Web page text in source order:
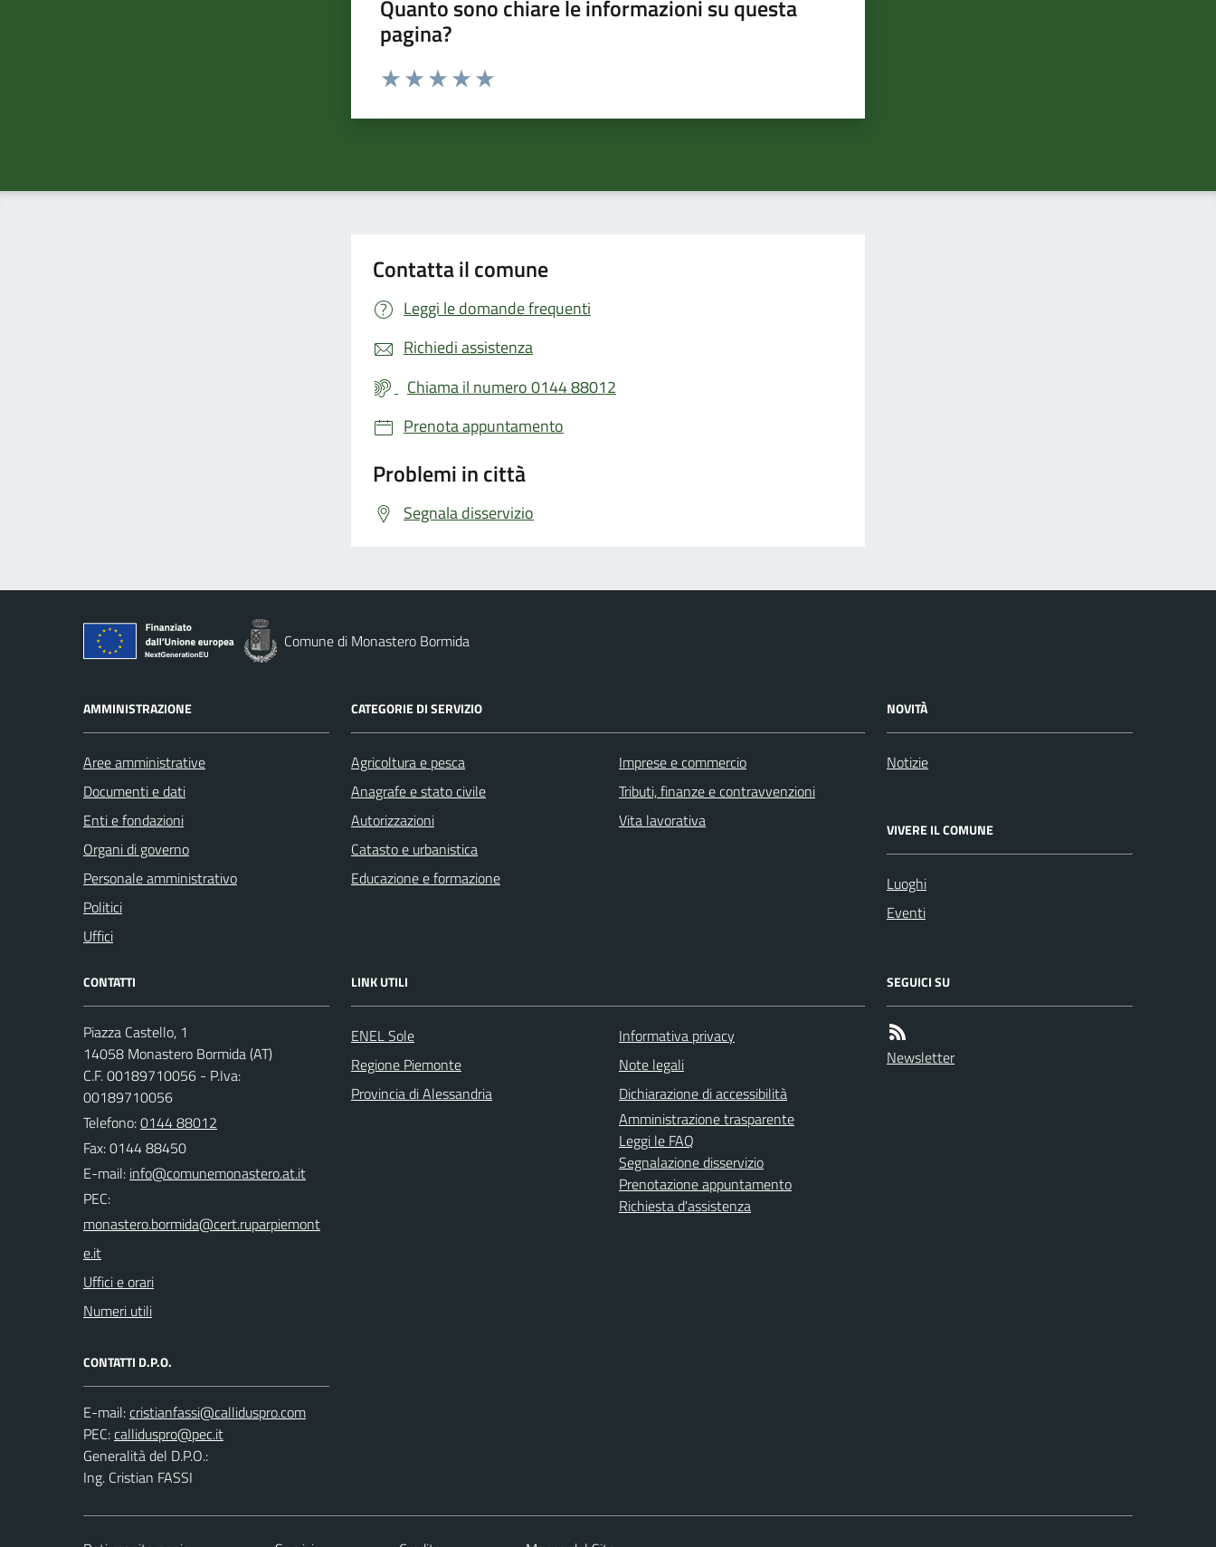
Quanto sono chiare le informazioni su questa
pagina?
Valuta da 1 a 5 stelle la pagina
Contatta il comune
Leggi le domande frequenti
Richiedi assistenza
Chiama il numero 0144 88012
Prenota appuntamento
Problemi in città
Segnala disservizio
Comune di Monastero Bormida
AMMINISTRAZIONE
Aree amministrative
Documenti e dati
Enti e fondazioni
Organi di governo
Personale amministrativo
Politici
Uffici
CATEGORIE DI SERVIZIO
Agricoltura e pesca
Anagrafe e stato civile
Autorizzazioni
Catasto e urbanistica
Educazione e formazione
Imprese e commercio
Tributi, finanze e contravvenzioni
Vita lavorativa
NOVITÀ
Notizie
VIVERE IL COMUNE
Luoghi
Eventi
CONTATTI
Piazza Castello, 1
14058 Monastero Bormida (AT)
C.F. 00189710056 - P.Iva:
00189710056
Telefono:0144 88012
Fax: 0144 88450
E-mail:
PEC:
Uffici e orari
Numeri utili
CONTATTI D.P.O.
E-mail:
PEC:
Generalità del D.P.O.:
Ing. Cristian FASSI
LINK UTILI
ENEL Sole
Regione Piemonte
Provincia di Alessandria
Informativa privacy
Note legali
Dichiarazione di accessibilità
Amministrazione trasparente
Leggi le FAQ
Segnalazione disservizio
Prenotazione appuntamento
Richiesta d'assistenza
SEGUICI SU
Newsletter